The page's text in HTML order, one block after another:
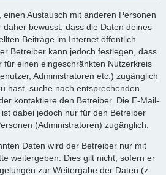
Austausch mit anderen Personen
bewusst, dass die Daten deines
Beiträge im Internet öffentlich
Betreiber kann jedoch festlegen, dass
für einen eingeschränkten Nutzerkreis
Administratoren etc.) zugänglich
hast, suche nach entsprechenden
kontaktiere den Betreiber. Die E-Mail-
dabei jedoch nur für den Betreiber
(Administratoren) zugänglich.
Daten wird der Betreiber nur mit
weitergeben. Dies gilt nicht, sofern er
zur Weitergabe der Daten (z.